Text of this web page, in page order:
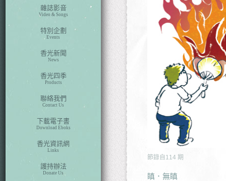
雜誌影音
Video & Songs
特別企劃
Events
香光新聞
News
香光四季
Products
聯絡我們
Contact Us
下載電子書
Download Eboks
香光資訊網
Links
護持辦法
Donate Us
節錄自 114 期
瞋．無瞋